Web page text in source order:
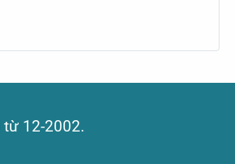
từ 12-2002.